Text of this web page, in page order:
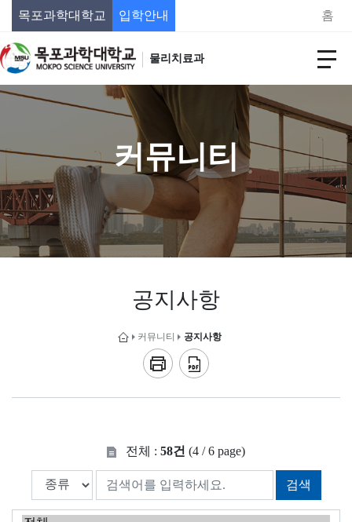
목포과학대학교 입학안내 홈
물리치료과
커뮤니티
공지사항
커뮤니티 공지사항
전체 : 58건 (4 / 6 page)
검색